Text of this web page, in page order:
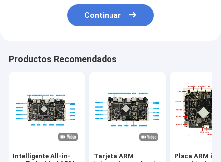
Continuar
Productos Recomendados
Intelligente All-in-
Tarjeta ARM
Placa ARM